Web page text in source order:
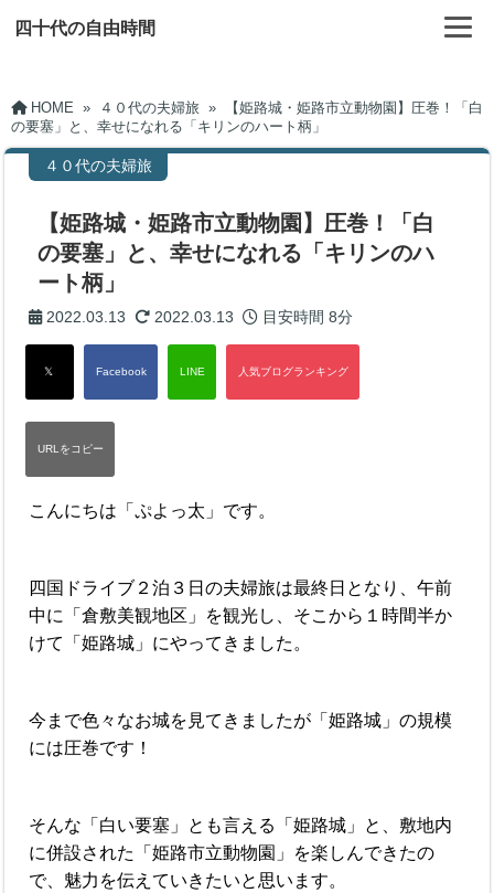
四十代の自由時間
HOME » ４０代の夫婦旅 »
【姫路城・姫路市立動物園】圧巻！「白
の要塞」と、幸せになれる「キリンのハート柄」
４０代の夫婦旅
【姫路城・姫路市立動物園】圧巻！「白
の要塞」と、幸せになれる「キリンのハ
ート柄」
2022.03.13 2022.03.13 目安時間8分
こんにちは「ぷよっ太」です。
四国ドライブ２泊３日の夫婦旅は最終日となり、午前
中に「倉敷美観地区」を観光し、そこから１時間半か
けて「姫路城」にやってきました。
今まで色々なお城を見てきましたが「姫路城」の規模
には圧巻です！
そんな「白い要塞」とも言える「姫路城」と、敷地内
に併設された「姫路市立動物園」を楽しんできたの
で、魅力を伝えていきたいと思います。